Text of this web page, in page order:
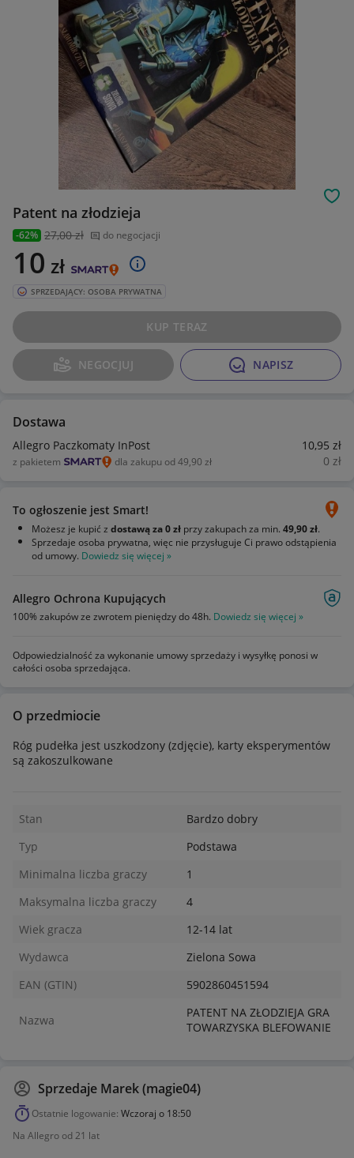
Patent na złodzieja
-62% 27,00 zł do negocjacji
10 zł
SPRZEDAJĄCY: OSOBA PRYWATNA
NEGOCJUJ NAPISZ
KUP TERAZ
Dostawa
Allegro Paczkomaty InPost 10,95 zł
z pakietem dla zakupu od 49,90 zł 0 zł
To ogłoszenie jest Smart!
Możesz je kupić z dostawą za 0 zł przy zakupach za min. 49,90 zł.
Sprzedaje osoba prywatna, więc nie przysługuje Ci prawo odstąpienia
od umowy. Dowiedz się więcej »
Allegro Ochrona Kupujących
100% zakupów ze zwrotem pieniędzy do 48h. Dowiedz się więcej »
Odpowiedzialność za wykonanie umowy sprzedaży i wysyłkę ponosi w
całości osoba sprzedająca.
O przedmiocie
Róg pudełka jest uszkodzony (zdjęcie), karty eksperymentów
są zakoszulkowane
Stan
Bardzo dobry
Typ
Podstawa
Minimalna liczba graczy
1
Maksymalna liczba graczy
4
Wiek gracza
12-14 lat
Wydawca
Zielona Sowa
EAN (GTIN)
5902860451594
Nazwa
PATENT NA ZŁODZIEJA GRA
TOWARZYSKA BLEFOWANIE
Sprzedaje Marek (magie04)
Ostatnie logowanie: Wczoraj o 18:50
Na Allegro od 21 lat